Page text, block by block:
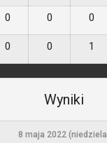
0 0 0
0 0 1
Wyniki
8 maja 2022